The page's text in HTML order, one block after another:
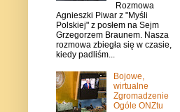
Rozmowa
Agnieszki Piwar z "Myśli
Polskiej" z posłem na Sejm
Grzegorzem Braunem. Nasza
rozmowa zbiegła się w czasie,
kiedy padliśm...
Bojowe,
wirtualne
Zgromadzenie
Ogóle ONZtu